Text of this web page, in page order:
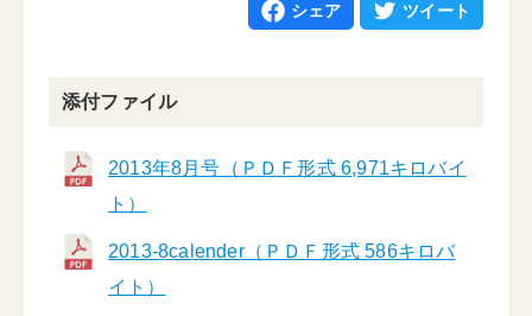
シェア ツイート
添付ファイル
2013年8月号（ＰＤＦ形式 6,971キロバイ
ト）
2013-8calender（ＰＤＦ形式 586キロバ
イト）